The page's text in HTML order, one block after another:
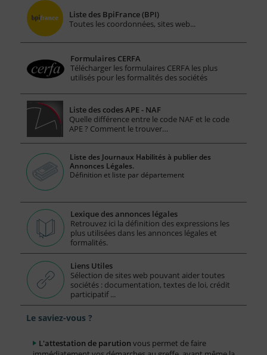
Liste des BpiFrance (BPI)
Toutes les coordonnées, sites web...
Formulaires CERFA
Télécharger les formulaires CERFA les plus
utilisés pour les formalités des sociétés
Liste des codes APE - NAF
Quelle différence entre le code NAF et le code
APE ? Comment le trouver…
Liste des Journaux Habilités à publier des
Annonces Légales.
Définition et liste par département
Lexique des annonces légales
Retrouvez ici la définition des expressions les
plus utilisées dans les annonces légales et
formalités.
Liens Utiles
Sélection de sites web pouvant aider toutes
sociétés : documentation, textes de loi, crédit
participatif ...
Le saviez-vous ?
L'attestation de parution vous permet de faire